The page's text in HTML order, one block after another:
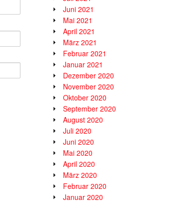
Juni 2021
Mai 2021
April 2021
März 2021
Februar 2021
Januar 2021
Dezember 2020
November 2020
Oktober 2020
September 2020
August 2020
Juli 2020
Juni 2020
Mai 2020
April 2020
März 2020
Februar 2020
Januar 2020